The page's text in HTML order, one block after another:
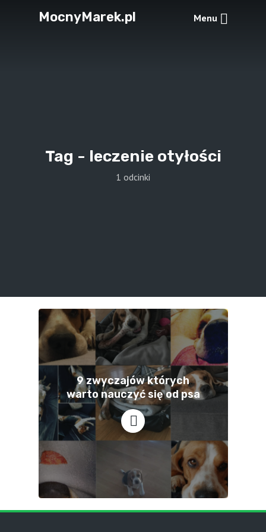
MocnyMarek.pl Menu
Tag - leczenie otyłości
1 odcinki
9 zwyczajów których
warto nauczyć się od psa